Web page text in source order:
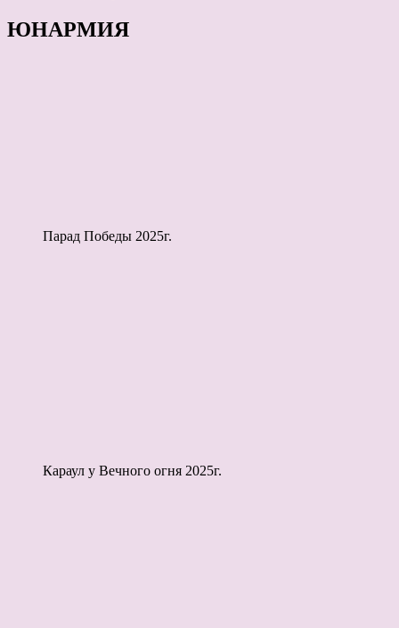
ЮНАРМИЯ
Парад Победы 2025г.
Караул у Вечного огня 2025г.